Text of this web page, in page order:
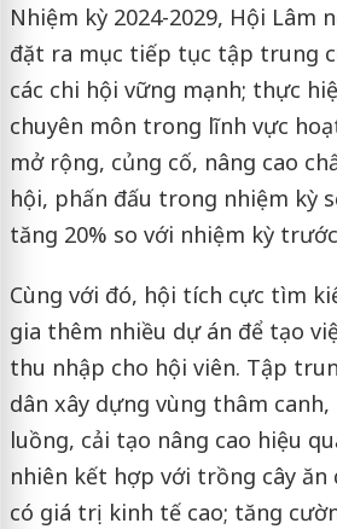
Nhiệm kỳ 2024-2029, Hội Lâm
đặt ra mục tiếp tục tập trung
các chi hội vững mạnh; thực
chuyên môn trong lĩnh vực
mở rộng, củng cố, nâng cao
hội, phấn đấu trong nhiệm kỳ
tăng 20% so với nhiệm kỳ
Cùng với đó, hội tích cực tìm
gia thêm nhiều dự án để tạo
thu nhập cho hội viên. Tập
dân xây dựng vùng thâm
luồng, cải tạo nâng cao hiệu
nhiên kết hợp với trồng cây ăn
có giá trị kinh tế cao; tăng